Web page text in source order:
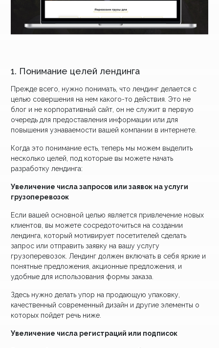
1. Понимание целей лендинга
Прежде всего, нужно понимать, что лендинг делается с
целью совершения на нем какого-то действия. Это не
блог и не корпоративный сайт, он не служит в первую
очередь для предоставления информации или для
повышения узнаваемости вашей компании в интернете.
Когда это понимание есть, теперь мы можем выделить
несколько целей, под которые вы можете начать
разработку лендинга:
Увеличение числа запросов или заявок на услуги
грузоперевозок
Если вашей основной целью является привлечение новых
клиентов, вы можете сосредоточиться на создании
лендинга, который мотивирует посетителей сделать
запрос или отправить заявку на вашу услугу
грузоперевозок. Лендинг должен включать в себя яркие и
понятные предложения, акционные предложения, и
удобные для использования формы заказа.
Здесь нужно делать упор на продающую упаковку,
качественный современный дизайн и другие элементы о
которых пойдет речь ниже.
Увеличение числа регистраций или подписок